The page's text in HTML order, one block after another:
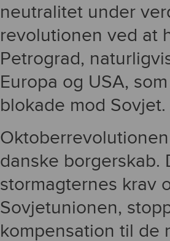
neutralitet under
revolutionen ved at
Petrograd,
Europa og USA,
blokade mod Sovjet.
danske borgerskab.
stormagternes krav
Sovjetunionen,
kompensation til de